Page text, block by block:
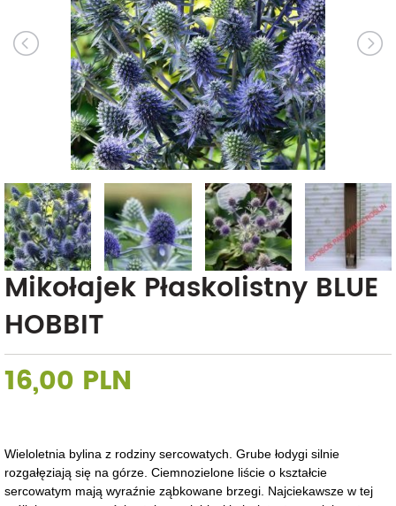
Mikołajek Płaskolistny BLUE
HOBBIT
16,00 PLN
Wieloletnia bylina z rodziny sercowatych. Grube łodygi silnie
rozgałęziają się na górze. Ciemnozielone liście o kształcie
sercowatym mają wyraźnie ząbkowane brzegi. Najciekawsze w tej